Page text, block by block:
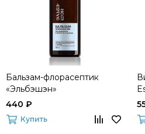
Бальзам-флорасептик
«Эльбэшэн»
440 ₽
Купить